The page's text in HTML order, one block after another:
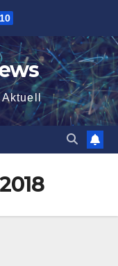
Aktuell